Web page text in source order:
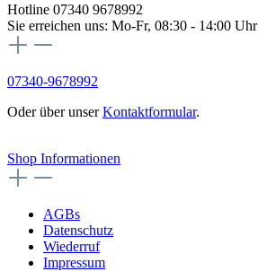
Hotline 07340 9678992
Sie erreichen uns: Mo-Fr, 08:30 - 14:00 Uhr
07340-9678992
Oder über unserKontaktformular.
Shop Informationen
AGBs
Datenschutz
Wiederruf
Impressum